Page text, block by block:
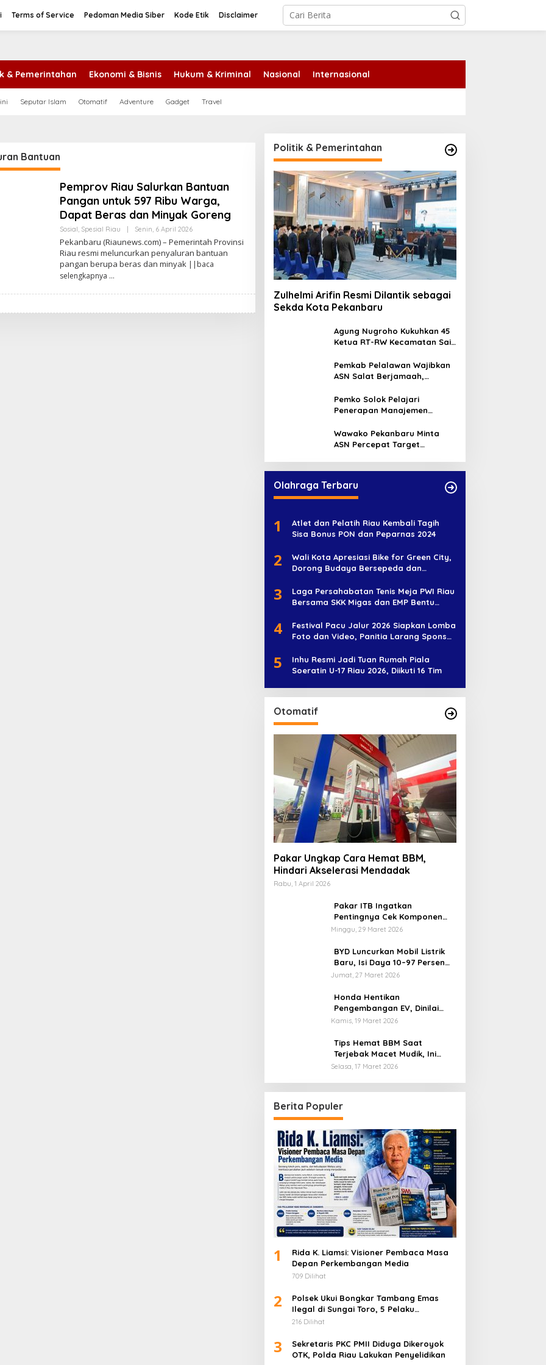
Terms of Service Pedoman Media Siber Kode Etik Disclaimer
& Pemerintahan Ekonomi & Bisnis Hukum & Kriminal Nasional Internasional
Seputar Islam Otomatif Adventure Gadget Travel
Bantuan
Pemprov Riau Salurkan Bantuan
Pangan untuk 597 Ribu Warga,
Dapat Beras dan Minyak Goreng
Sosial, Spesial Riau Senin, 6 April 2026O
L
E
H
A
P
Pekanbaru (Riaunews.com) – Pemerintah Provinsi
Riau resmi meluncurkan penyaluran bantuan
pangan berupa beras dan minyak ||baca
selengkapnya
Politik & Pemerintahan
Zulhelmi Arifin Resmi Dilantik sebagai
Sekda Kota Pekanbaru
Agung Nugroho Kukuhkan 45
Ketua RT-RW Kecamatan Sail,
Warga
Pemkab Pelalawan Wajibkan
ASN Salat Berjamaah,
Jadi Empat Kali
Pemko Solok Pelajari
Penerapan Manajemen
Wawako Pekanbaru Minta
ASN Percepat Target
Olahraga Terbaru
1
Atlet dan Pelatih Riau Kembali Tagih
Sisa Bonus PON dan Peparnas 2024
2
Wali Kota Apresiasi Bike for Green City,
Dorong Budaya Bersepeda dan
3
Laga Persahabatan Tenis Meja PWI Riau
Bersama SKK Migas dan EMP Bentu
4
Festival Pacu Jalur 2026 Siapkan Lomba
Foto dan Video, Panitia Larang Sponsor
5
Inhu Resmi Jadi Tuan Rumah Piala
Soeratin U-17 Riau 2026, Diikuti 16 Tim
Otomatif
Pakar Ungkap Cara Hemat BBM,
Hindari Akselerasi Mendadak
Rabu, 1 April 2026
Pakar ITB Ingatkan
Pentingnya Cek Komponen
Kendaraan Usai Mudik
Minggu, 29 Maret 2026
BYD Luncurkan Mobil Listrik
Baru, Isi Daya 10–97 Persen
Hanya 9 Menit
Jumat, 27 Maret 2026
Honda Hentikan
Pengembangan EV, Dinilai
Kian Tertinggal di Industri
Kamis, 19 Maret 2026
Tips Hemat BBM Saat
Terjebak Macet Mudik, Ini
Saran Pakar ITB
Selasa, 17 Maret 2026
Berita Populer
1
Rida K. Liamsi: Visioner Pembaca Masa
Depan Perkembangan Media
709 Dilihat
2
Polsek Ukui Bongkar Tambang Emas
Ilegal di Sungai Toro, 5 Pelaku
Diamankan
216 Dilihat
3
Sekretaris PKC PMII Diduga Dikeroyok
OTK, Polda Riau Lakukan Penyelidikan